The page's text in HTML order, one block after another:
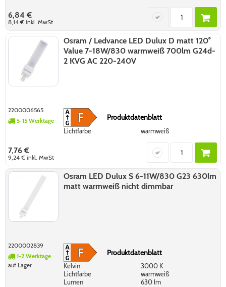
6,84 €
8,14 €inkl. MwSt
Osram / Ledvance LED Dulux D matt 120°
Value 7-18W/830 warmweiß 700lm G24d-
2 KVG AC 220-240V
2200006565
5-15 Werktage
Produktdatenblatt
Lichtfarbe warmweiß
7,76 €
9,24 €inkl. MwSt
Osram LED Dulux S 6-11W/830 G23 630lm
matt warmweiß nicht dimmbar
2200002839
1-2 Werktage
auf Lager
Produktdatenblatt
Kelvin
3000 K
Lichtfarbe
warmweiß
Lumen
630 lm